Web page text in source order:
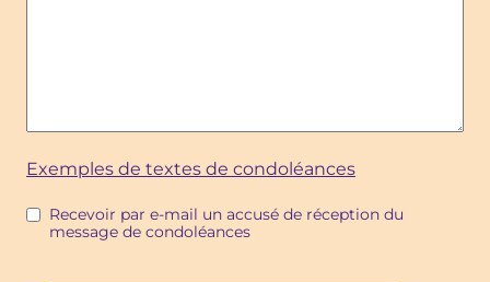
Exemples de textes de condoléances
Recevoir par e-mail un accusé de réception du
message de condoléances